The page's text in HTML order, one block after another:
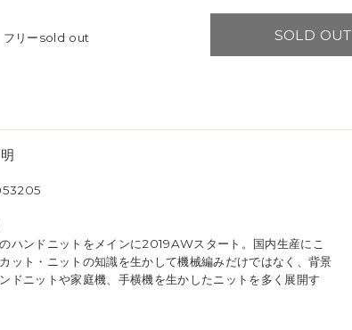
フリーsold out SOLD OUT
ハンドニットをメインに2019AWスタート。国内生産にこ
ット・ニットの知識を生かして機械編みだけではなく、背景
ドニットや家庭機、手横機を生かしたニットを多く展開す